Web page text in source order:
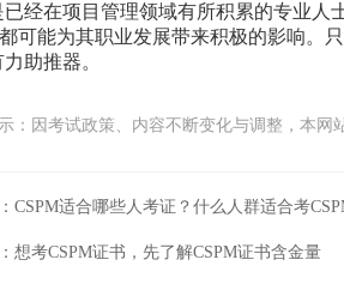
经在项目管理领域有所积累的专业人
可能为其职业发展带来积极的影响。
助推器。
：因考试政策、内容不断变化与调整，本网
CSPM适合哪些人考证？什么人群适合考
想考CSPM证书，先了解CSPM证书含金量